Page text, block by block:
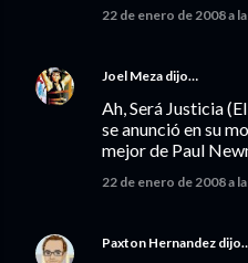
22 de enero de 2008 a
Joel Meza dijo…
Ah, Será Justicia
se anunció en su
mejor de Paul
22 de enero de 2008 a
Paxton Hernandez